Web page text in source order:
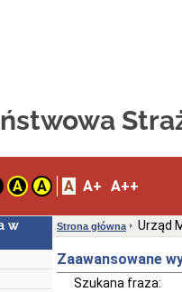
A A A A+ A++
w
Strona główna Urząd
Zaawansowane
Szukana fraza: